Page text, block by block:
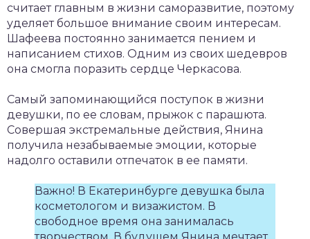
считает главным в жизни саморазвитие, поэтому
уделяет большое внимание своим интересам.
Шафеева постоянно занимается пением и
написанием стихов. Одним из своих шедевров
она смогла поразить сердце Черкасова.
Самый запоминающийся поступок в жизни
девушки, по ее словам, прыжок с парашюта.
Совершая экстремальные действия, Янина
получила незабываемые эмоции, которые
надолго оставили отпечаток в ее памяти.
Важно! В Екатеринбурге девушка была
косметологом и визажистом. В
свободное время она занималась